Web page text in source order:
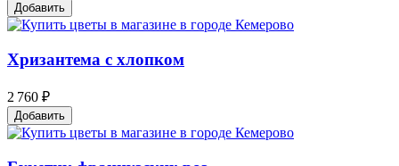
Добавить
Хризантема с хлопком
2 760 ₽
Добавить